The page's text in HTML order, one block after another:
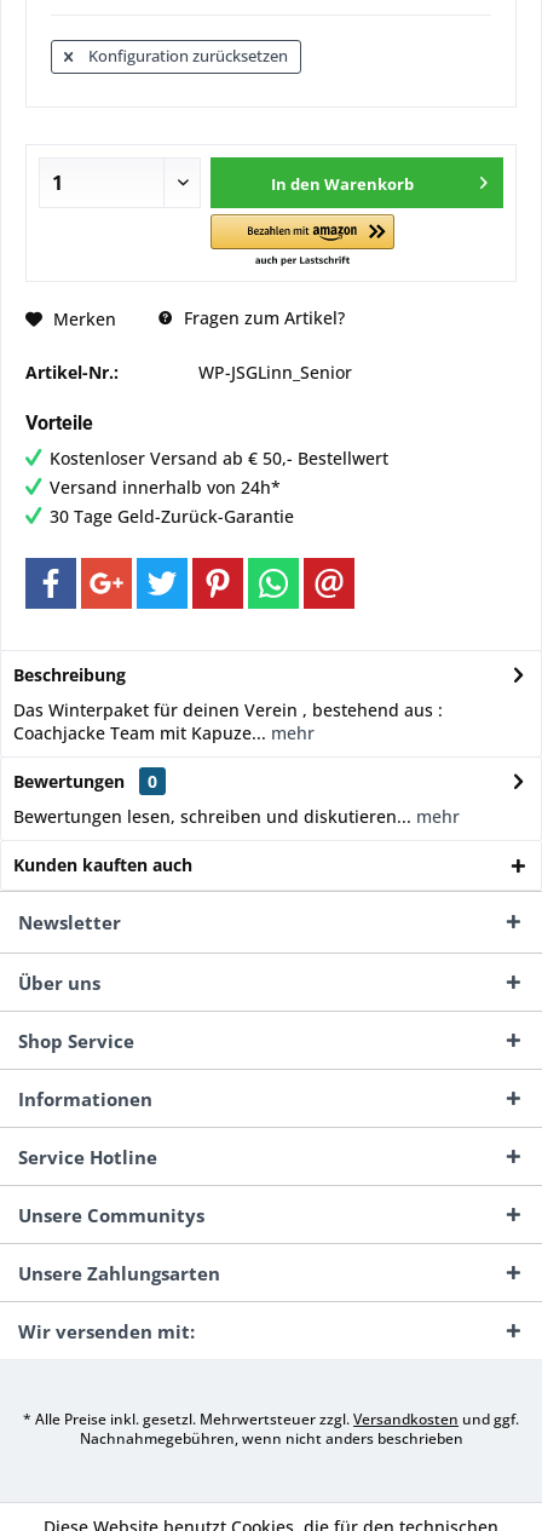
Konfiguration zurücksetzen
In den Warenkorb
Merken Fragen zum Artikel?
Artikel-Nr.: WP-JSGLinn_Senior
Vorteile
Kostenloser Versand ab € 50,- Bestellwert
Versand innerhalb von 24h*
30 Tage Geld-Zurück-Garantie
Beschreibung
Das Winterpaket für deinen Verein , bestehend aus :
Coachjacke Team mit Kapuze... mehr
Bewertungen
0
Bewertungen lesen, schreiben und diskutieren... mehr
Kunden kauften auch
Newsletter
Über uns
Shop Service
Informationen
Service Hotline
Unsere Communitys
Unsere Zahlungsarten
Wir versenden mit:
* Alle Preise inkl. gesetzl. Mehrwertsteuer zzgl.Versandkosten und ggf.
Nachnahmegebühren, wenn nicht anders beschrieben